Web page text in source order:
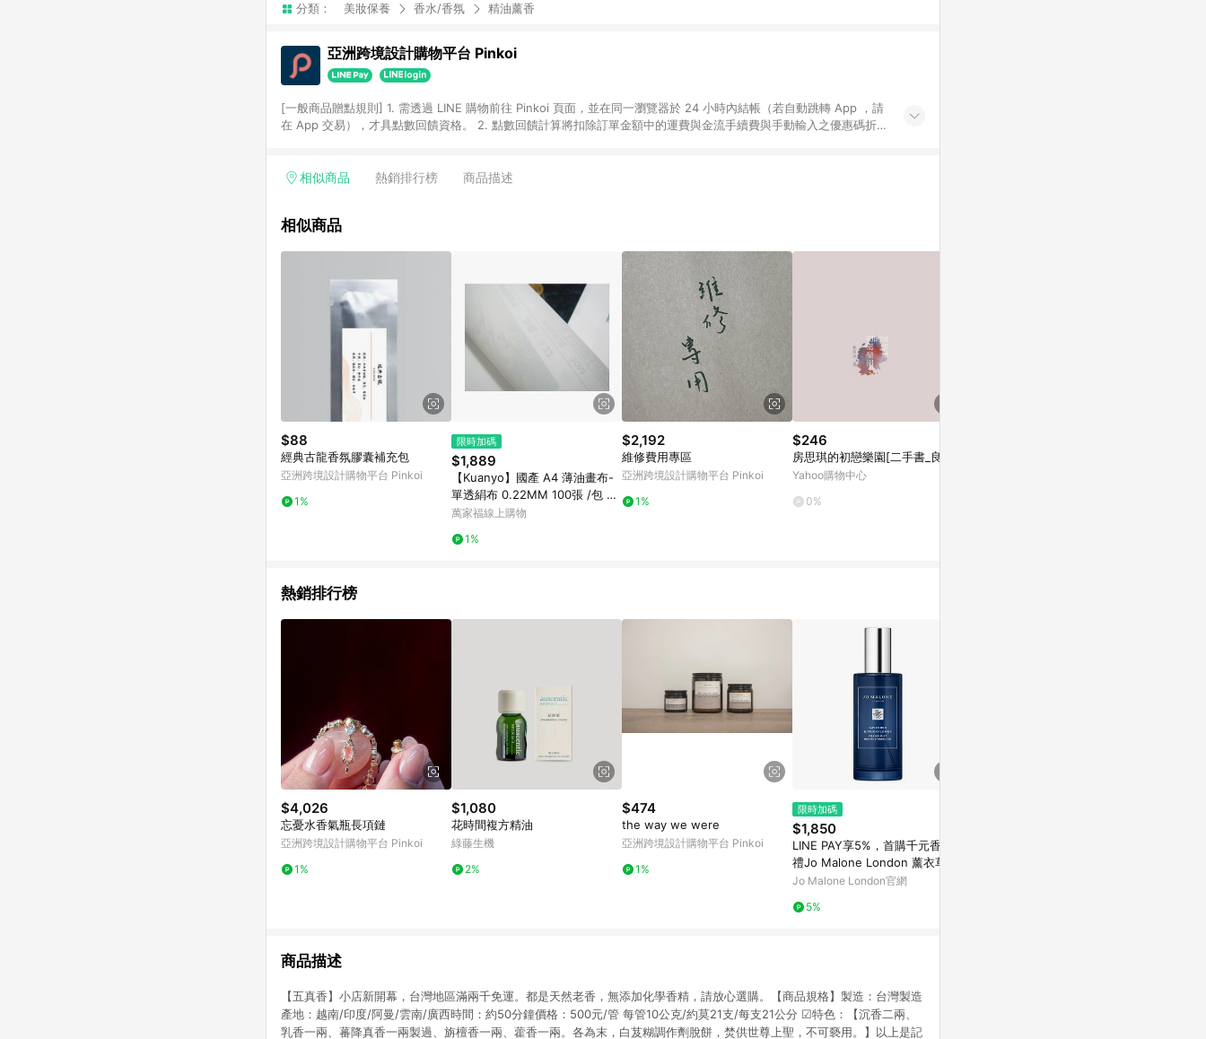
分類： 美妝保養 香水/香氛 精油薰香
亞洲跨境設計購物平台 Pinkoi
[一般商品贈點規則] 1. 需透過 LINE 購物前往 Pinkoi 頁面，並在同一瀏覽器於 24 小時內結帳（若自動跳轉 App ，請
在 App 交易），才具點數回饋資格。 2. 點數回饋計算將扣除訂單金額中的運費與金流手續費與手動輸入之優惠碼折
格，部分退款不在此限。 6. APP 請更新至Android v4.6.0 / iOS v4.1.5 以上才具贈點資格。 7. 點數將於出貨後 45 天
使用規則請以點數紅包活動說明為準。 11. 若於 LINE 購物前往 Pinkoi 頁面後才首次下載 Pinkoi APP 並完成訂單，不
相似商品 熱銷排行榜 商品描述
相似商品
$88
經典古龍香氛膠囊補充包
亞洲跨境設計購物平台 Pinkoi
1%
限時加碼
$1,889
【Kuanyo】國產 A4 薄油畫布-
單透絹布 0.22MM 100張 /包 AY
153
萬家福線上購物
1%
$2,192
維修費用專區
亞洲跨境設計購物平台 Pinkoi
1%
$246
房思琪的初戀樂園[二手書_良好]
Yahoo購物中心
0%
熱銷排行榜
$4,026
忘憂水香氣瓶長項鏈
亞洲跨境設計購物平台 Pinkoi
1%
$1,080
花時間複方精油
綠藤生機
2%
$474
the way we were
亞洲跨境設計購物平台 Pinkoi
1%
限時加碼
$1,850
LINE PAY享5%，首購千元香氛
禮Jo Malone London 薰衣草與
月光花枕頭噴霧
Jo Malone London官網
5%
商品描述
【五真香】小店新開幕，台灣地區滿兩千免運。都是天然老香，無添加化學香精，請放心選購。【商品規格】製造：台灣製造
產地：越南/印度/阿曼/雲南/廣西時間：約50分鐘價格：500元/管 每管10公克/約莫21支/每支21公分 ☑特色：【沉香二兩、
乳香一兩、蕃降真香一兩製過、旃檀香一兩、藿香一兩。各為末，白芨糊調作劑脫餅，焚供世尊上聖，不可褻用。】以上是記